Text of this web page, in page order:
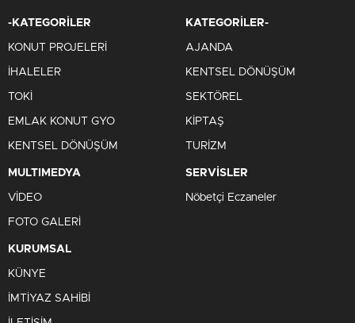
-KATEGORİLER
KONUT PROJELERİ
İHALELER
TOKİ
EMLAK KONUT GYO
KENTSEL DÖNÜŞÜM
KATEGORİLER-
AJANDA
KENTSEL DÖNÜŞÜM
SEKTÖREL
KİPTAŞ
TURİZM
MULTIMEDYA
VİDEO
FOTO GALERİ
SERVİSLER
Nöbetçi Eczaneler
KURUMSAL
KÜNYE
İMTİYAZ SAHİBİ